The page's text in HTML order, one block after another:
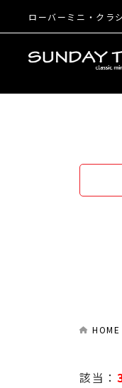
ローバーミニ・クラ
HOME
該当：